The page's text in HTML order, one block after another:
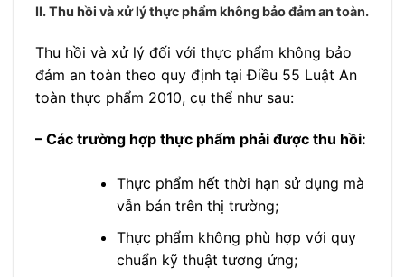
II. Thu hồi và xử lý thực phẩm không bảo đảm an toàn.
Thu hồi và xử lý đối với thực phẩm không bảo
đảm an toàn theo quy định tại Điều 55 Luật An
toàn thực phẩm 2010, cụ thể như sau:
– Các trường hợp thực phẩm phải được thu hồi:
Thực phẩm hết thời hạn sử dụng mà
vẫn bán trên thị trường;
Thực phẩm không phù hợp với quy
chuẩn kỹ thuật tương ứng;